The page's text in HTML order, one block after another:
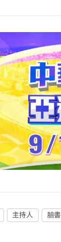
主持人 臉書